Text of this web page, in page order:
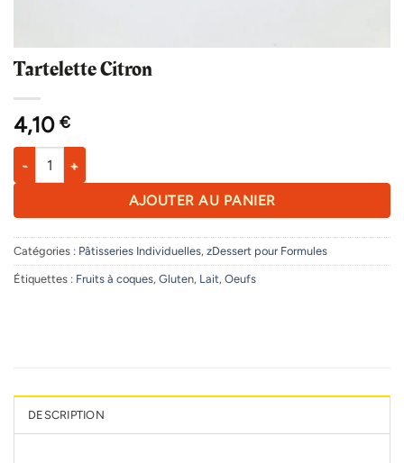
Tartelette Citron
4,10 €
quantité de Tartelette Citron
AJOUTER AU PANIER
Catégories : Pâtisseries Individuelles, zDessert pour Formules
Étiquettes : Fruits à coques, Gluten, Lait, Oeufs
DESCRIPTION